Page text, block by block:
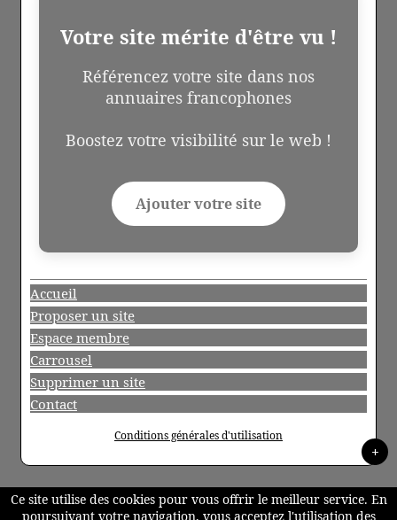
Votre site mérite d'être vu !
Référencez votre site dans nos
annuaires francophones
Boostez votre visibilité sur le web !
Ajouter votre site
Accueil
Proposer un site
Espace membre
Carrousel
Supprimer un site
Contact
Conditions générales d'utilisation
+
Ce site utilise des cookies pour vous offrir le meilleur service. En
poursuivant votre navigation, vous acceptez l'utilisation des